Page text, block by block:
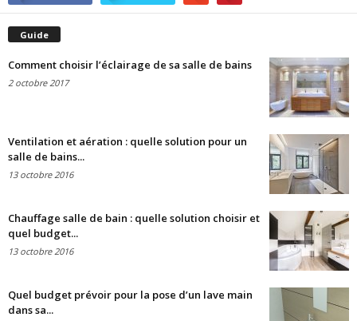
Guide
Comment choisir l’éclairage de sa salle de bains
2 octobre 2017
Ventilation et aération : quelle solution pour un
salle de bains...
13 octobre 2016
Chauffage salle de bain : quelle solution choisir et
quel budget...
13 octobre 2016
Quel budget prévoir pour la pose d’un lave main
dans sa...